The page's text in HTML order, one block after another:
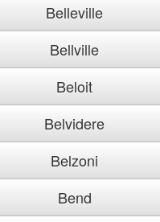
Belleville
Bellville
Beloit
Belvidere
Belzoni
Bend